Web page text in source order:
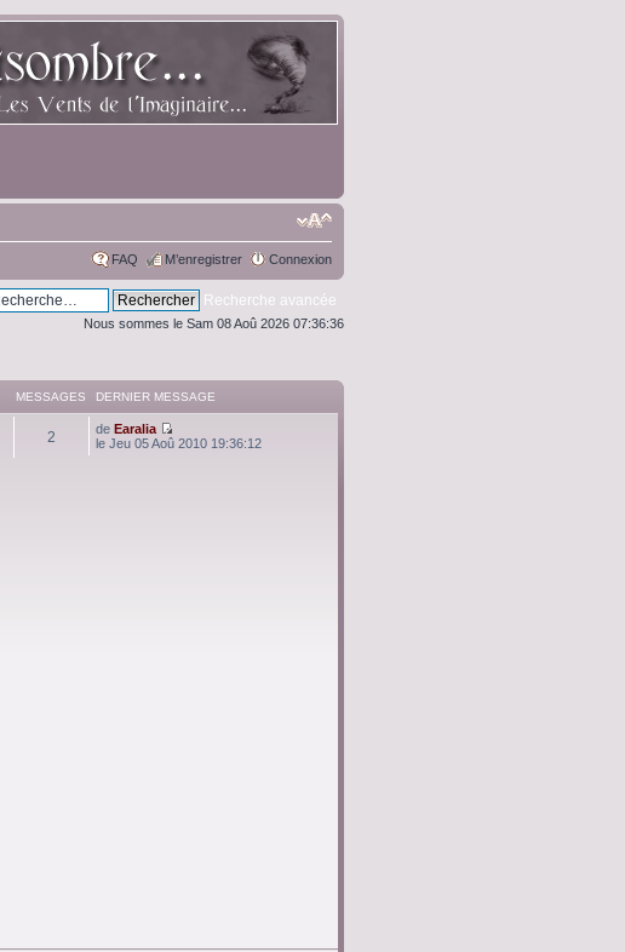
FAQ M’enregistrer Connexion
Recherche avancée
Nous sommes le Sam 08 Aoû 2026 07:36:36
MESSAGES DERNIER MESSAGE
2 de Earalia
le Jeu 05 Aoû 2010 19:36:12